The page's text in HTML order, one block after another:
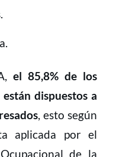
el 85,8% de los
dispuestos a
, esto según
aplicada por el
de la